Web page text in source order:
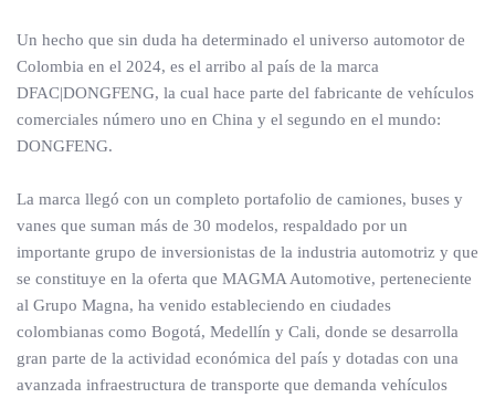
Un hecho que sin duda ha determinado el universo automotor de
Colombia en el 2024, es el arribo al país de la marca
DFAC|DONGFENG, la cual hace parte del fabricante de vehículos
comerciales número uno en China y el segundo en el mundo:
DONGFENG.
La marca llegó con un completo portafolio de camiones, buses y
vanes que suman más de 30 modelos, respaldado por un
importante grupo de inversionistas de la industria automotriz y que
se constituye en la oferta que MAGMA Automotive, perteneciente
al Grupo Magna, ha venido estableciendo en ciudades
colombianas como Bogotá, Medellín y Cali, donde se desarrolla
gran parte de la actividad económica del país y dotadas con una
avanzada infraestructura de transporte que demanda vehículos